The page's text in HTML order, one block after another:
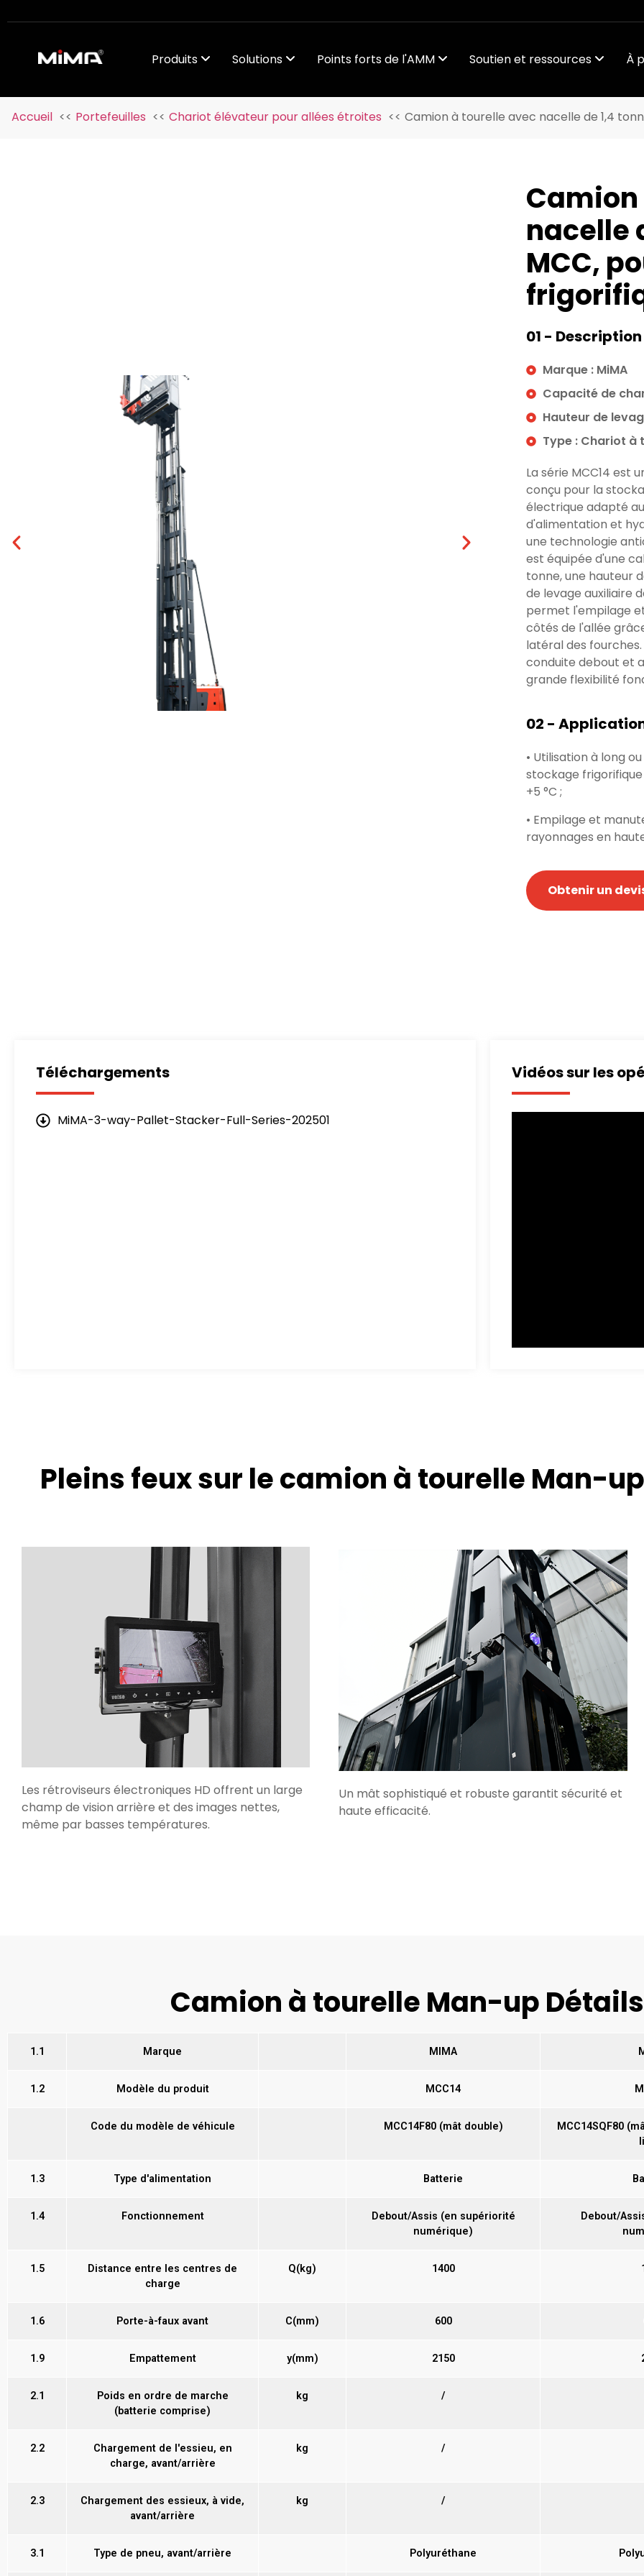
Produits Solutions Points forts de l'AMM Soutien et ressources À
Accueil Portefeuilles Chariot élévateur pour allées étroites Camion à tourelle avec nacelle de 1,4
nacelle
MCC,
01 -
Marque : MiMA
Capacité de
Hauteur de
Type : Chariot à
La série MCC14 est
conçu pour la
électrique adapté
d'alimentation et
une technologie
est équipée d'une
tonne, une hauteur
de levage auxiliaire
permet l'empilage
côtés de l'allée
latéral des
conduite debout et
grande flexibilité
02 -
• Utilisation à long
stockage
+5 °C ;
• Empilage et
rayonnages en
Obtenir un
Téléchargements
MiMA-3-way-Pallet-Stacker-Full-Series-202501
Vidéos sur les
Pleins feux sur le camion à tourelle Man-
Les rétroviseurs électroniques HD offrent un large
champ de vision arrière et des images nettes,
même par basses températures.
Un mât sophistiqué et robuste garantit sécurité et
haute efficacité.
Camion à tourelle Man-up
1.1 Marque MIMA
1.2 Modèle du produit MCC14
Code du modèle de véhicule MCC14F80 (mât double)
MCC14SQF80
1.3 Type d'alimentation Batterie
1.4 Fonctionnement
Debout/Assis (en supériorité
numérique)
Debout/
1.5
Distance entre les centres de
charge
Q(kg) 1400
1.6 Porte-à-faux avant C(mm) 600
1.9 Empattement y(mm) 2150
2.1
Poids en ordre de marche
(batterie comprise)
kg /
2.2
Chargement de l'essieu, en
charge, avant/arrière
kg /
2.3
Chargement des essieux, à vide,
avant/arrière
kg /
3.1 Type de pneu, avant/arrière Polyuréthane